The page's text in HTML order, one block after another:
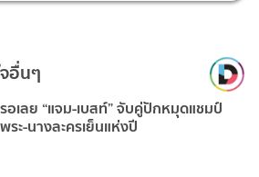
อื่นๆ
รอเลย “แจม-เบสท์” จับคู่ปักหมุดแชมป์
พระ-นางละครเย็นแห่งปี